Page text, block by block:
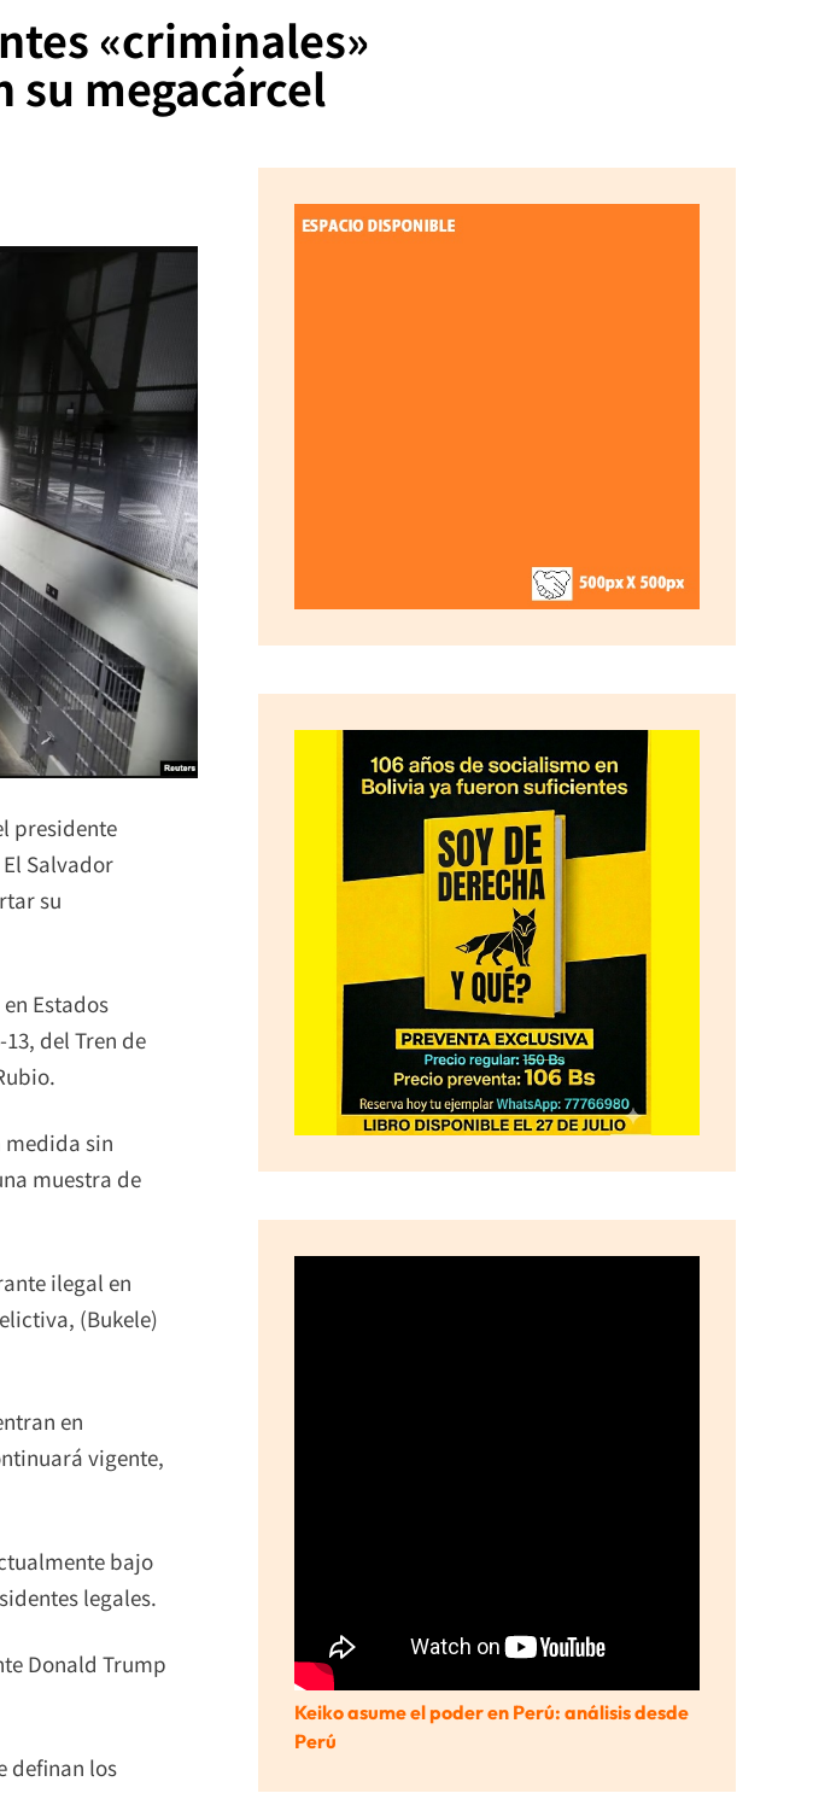
«criminales»
su megacárcel
presidente
Salvador
su
Estados
del Tren de
medida sin
muestra de
ilegal en
(Bukele)
en
vigente,
bajo
legales.
Donald Trump
definan los
Keiko asume el poder en Perú: análisis desde
Perú